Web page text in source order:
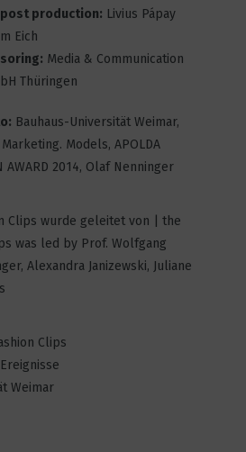
3403
Society
Ike – Die Intuition ist
klüger als man selbst
production: Livius Pápay
Eich
Media & Communication
Thüringen
Bauhaus-Universität Weimar,
Marketing. Models, APOLDA
AWARD 2014, Olaf Nenninger
Clips wurde geleitet von | the
was led by Prof. Wolfgang
Alexandra Janizewski, Juliane
Clips
Weimar